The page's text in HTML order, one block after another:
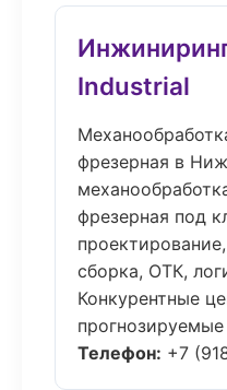
Industrial
фрезерная в
фрезерная под
сборка, ОТК,
Конкурентные
прогнозируемые
Телефон: +7